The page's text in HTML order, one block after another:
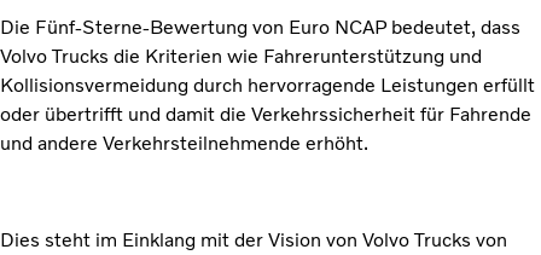
Die Fünf-Sterne-Bewertung von Euro NCAP bedeutet, dass
Volvo Trucks die Kriterien wie Fahrerunterstützung und
Kollisionsvermeidung durch hervorragende Leistungen erfüllt
oder übertrifft und damit die Verkehrssicherheit für Fahrende
und andere Verkehrsteilnehmende erhöht.
Dies steht im Einklang mit der Vision von Volvo Trucks von